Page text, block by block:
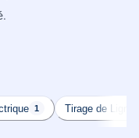
1 Tirage de Ligne